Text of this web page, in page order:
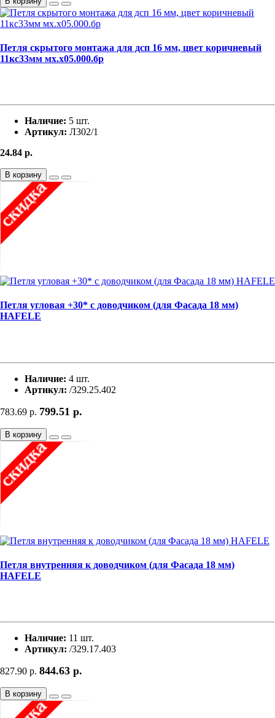
Петля скрытого монтажа для дсп 16 мм, цвет коричневый
11кс33мм мх.х05.000.бр
Наличие: 5 шт.
Артикул: Л302/1
24.84 р.
В корзину
Петля угловая +30* с доводчиком (для Фасада 18 мм)
HAFELE
Наличие: 4 шт.
Артикул: /329.25.402
783.69 р. 799.51 р.
В корзину
Петля внутренняя к доводчиком (для Фасада 18 мм)
HAFELE
Наличие: 11 шт.
Артикул: /329.17.403
827.90 р. 844.63 р.
В корзину